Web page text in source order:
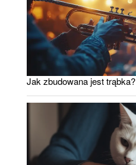
Jak zbudowana jest trąbka?